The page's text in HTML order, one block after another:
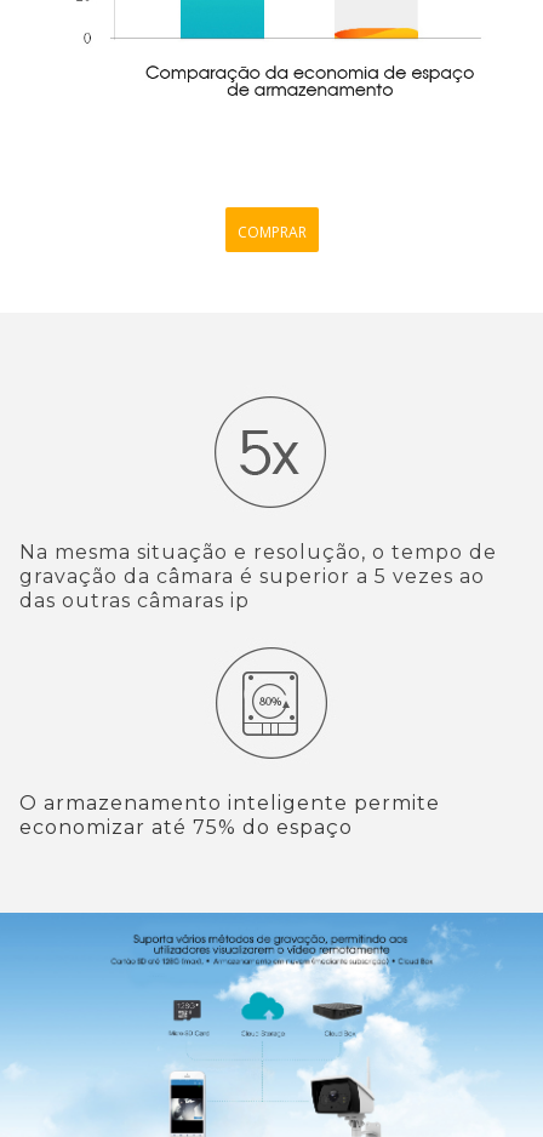
COMPRAR
Na mesma situação e resolução, o tempo de
gravação da câmara é superior a 5 vezes ao
das outras câmaras ip
O armazenamento inteligente permite
economizar até 75% do espaço